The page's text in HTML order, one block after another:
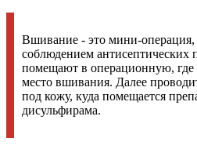
Вшивание - это мини-операция,
соблюдением антисептических
помещают в операционную, где
место вшивания. Далее
под кожу, куда помещается
дисульфирама.